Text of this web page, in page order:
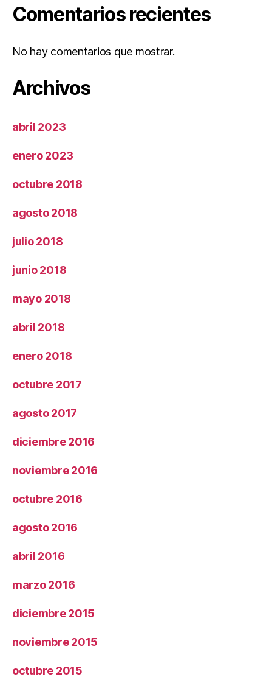
Comentarios recientes
No hay comentarios que mostrar.
Archivos
abril 2023
enero 2023
octubre 2018
agosto 2018
julio 2018
junio 2018
mayo 2018
abril 2018
enero 2018
octubre 2017
agosto 2017
diciembre 2016
noviembre 2016
octubre 2016
agosto 2016
abril 2016
marzo 2016
diciembre 2015
noviembre 2015
octubre 2015